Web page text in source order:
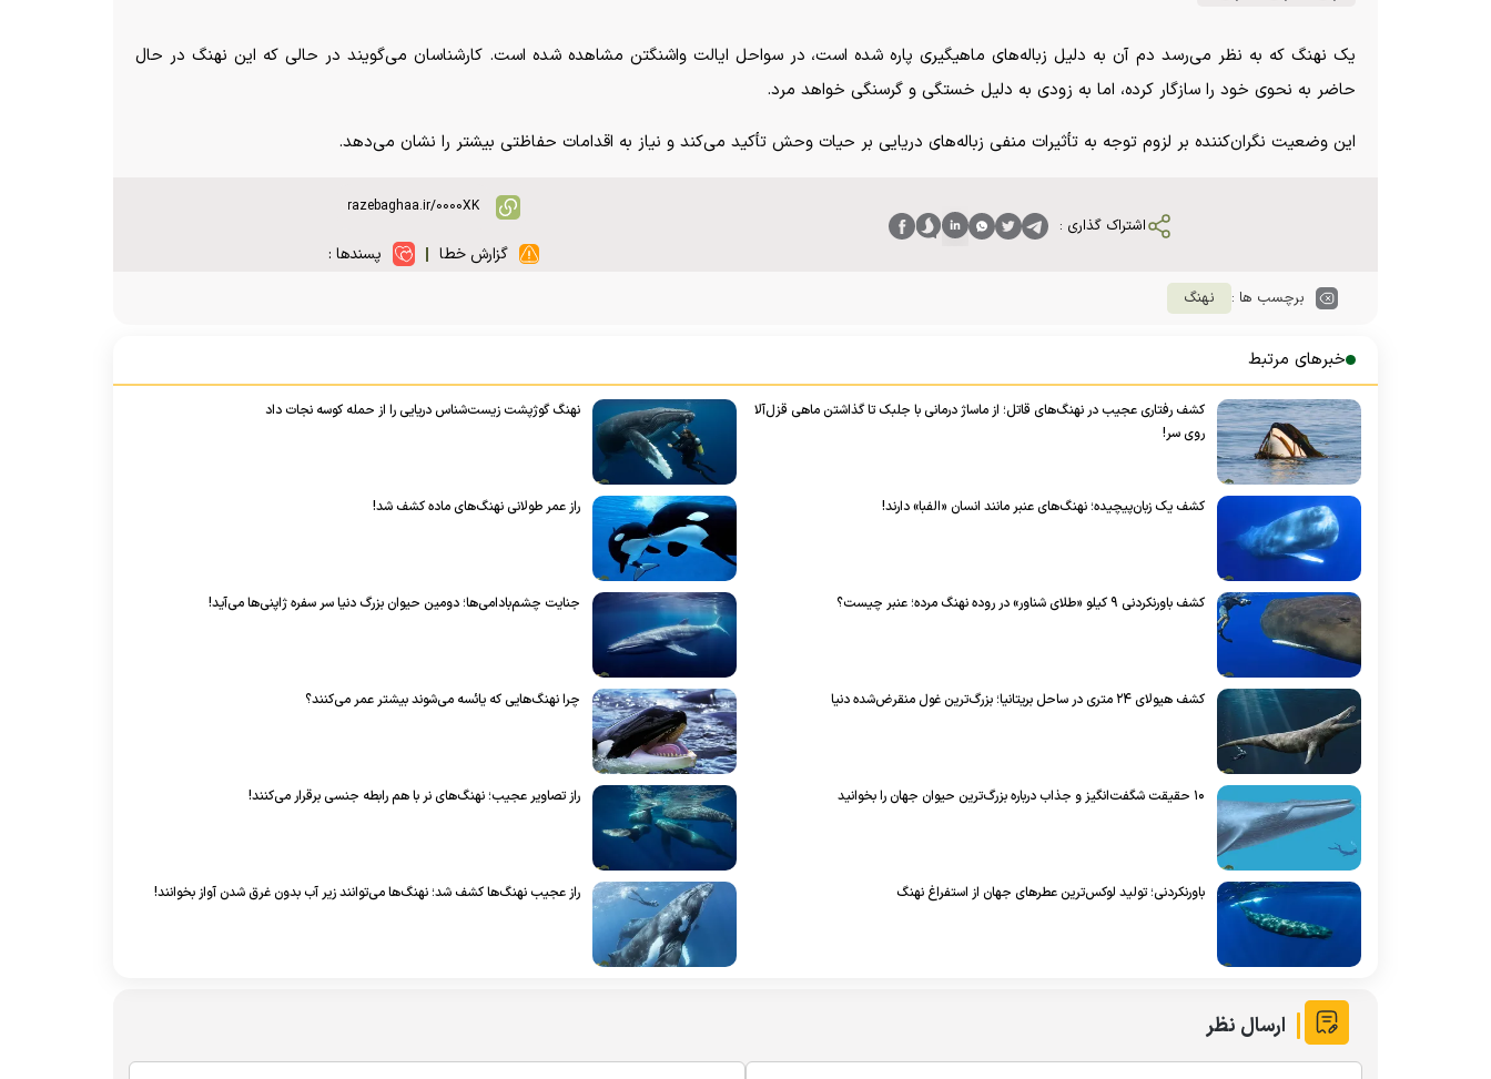
یک نهنگکه به نظر می‌رسد دم آن به دلیل زباله‌های ماهیگیری پاره شده است، در سواحل ایالت واشنگتن مشاهده شده است. کارشناسان می‌گویند در حالی که این نهنگ در حال
حاضر به نحوی خود را سازگار کرده، اما به زودی به دلیل خستگی و گرسنگی خواهد مرد.
این وضعیت نگران‌کننده بر لزوم توجه به تأثیرات منفی زباله‌های دریایی بر حیات وحش تأکید می‌کند و نیاز به اقدامات حفاظتی بیشتر را نشان می‌دهد.
اشتراک گذاری :
گزارش خطا پسندها :
برچسب ها : نهنگ
خبرهای مرتبط
کشف رفتاری عجیب در نهنگ‌های قاتل؛ از ماساژ درمانی با جلبک تا گذاشتن ماهی قزل‌آلا
روی سر!
نهنگ گوژپشت زیست‌شناس دریایی را از حمله کوسه نجات داد
کشف یک زبان‌پیچیده؛ نهنگ‌های عنبر مانند انسان «الفبا» دارند! راز عمر طولانی نهنگ‌های ماده کشف شد!
کشف باورنکردنی ۹ کیلو «طلای شناور» در روده نهنگ مرده؛ عنبر چیست؟ جنایت چشم‌بادامی‌ها؛ دومین حیوان بزرگ دنیا سر سفره ژاپنی‌ها می‌آید!
کشف هیولای ۲۴ متری در ساحل بریتانیا؛ بزرگ‌ترین غول منقرض‌شده دنیا چرا نهنگ‌هایی که یائسه می‌شوند بیشتر عمر می‌کنند؟
۱۰ حقیقت شگفت‌انگیز و جذاب درباره بزرگ‌ترین حیوان جهان را بخوانید راز تصاویر عجیب؛ نهنگ‌های نر با هم رابطه جنسی برقرار می‌کنند!
باورنکردنی؛ تولید لوکس‌ترین عطر‌های جهان از استفراغ نهنگ راز عجیب نهنگ‌ها کشف شد؛ نهنگ‌ها می‌توانند زیر آب بدون غرق شدن آواز بخوانند!
ارسال نظر